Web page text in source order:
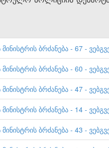
ბრძანება - 67 -
ბრძანება - 60 -
ბრძანება - 47 -
ბრძანება - 14 -
ბრძანება - 43 -